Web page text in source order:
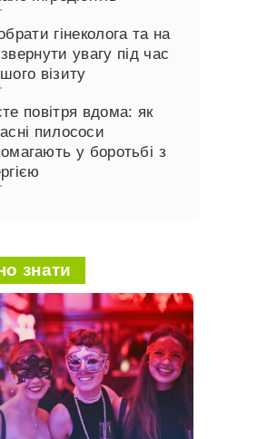
гінеколога та на
увагу під час
візиту
повітря вдома: як
пилососи
у боротьбі з
знати